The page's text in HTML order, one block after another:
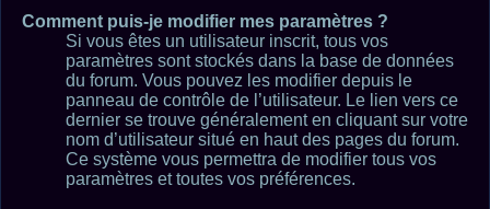
Comment puis-je modifier mes paramètres ?
Si vous êtes un utilisateur inscrit, tous vos
paramètres sont stockés dans la base de données
du forum. Vous pouvez les modifier depuis le
panneau de contrôle de l’utilisateur. Le lien vers ce
dernier se trouve généralement en cliquant sur votre
nom d’utilisateur situé en haut des pages du forum.
Ce système vous permettra de modifier tous vos
paramètres et toutes vos préférences.